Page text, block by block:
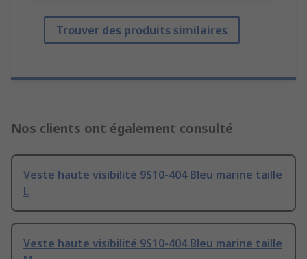
Trouver des produits similaires
Nos clients ont également consulté
Veste haute visibilité 9S10-404 Bleu marine taille
L
Veste haute visibilité 9S10-404 Bleu marine taille